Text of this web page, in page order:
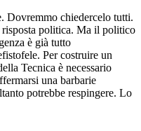
Dovremmo chiedercelo tutti.
risposta politica. Ma il politico
è già tutto
Per costruire un
Tecnica è necessario
una barbarie
potrebbe respingere. Lo